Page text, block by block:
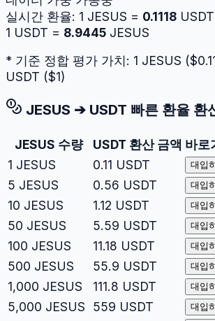
실시간 환율: 1 JESUS = 0.1118 USDT
1 USDT = 8.9445 JESUS
* 기준 정합 평가 가치: 1 JESUS ($
USDT ($1)
JESUS ➔ USDT 빠른 환율 환
JESUS 수량 USDT 환산 금액 바로
1 JESUS 0.11 USDT 대입
5 JESUS 0.56 USDT 대입
10 JESUS 1.12 USDT 대입
50 JESUS 5.59 USDT 대입
100 JESUS 11.18 USDT 대입
500 JESUS 55.9 USDT 대입
1,000 JESUS 111.8 USDT 대입
5,000 JESUS 559 USDT 대입